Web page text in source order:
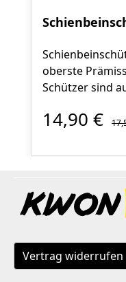
oberste
Schützer sind
einen
Problemstellen
waschbar. Der
Farben: weiß,
14,90 €
Vertrag widerrufen